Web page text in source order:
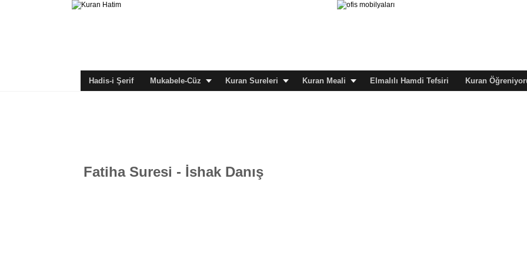
Hadis-i Şerif Mukabele-Cüz Kuran Sureleri Kuran Meali Elmalılı Hamdi Tefsiri Kuran
Fatiha Suresi - İshak Danış